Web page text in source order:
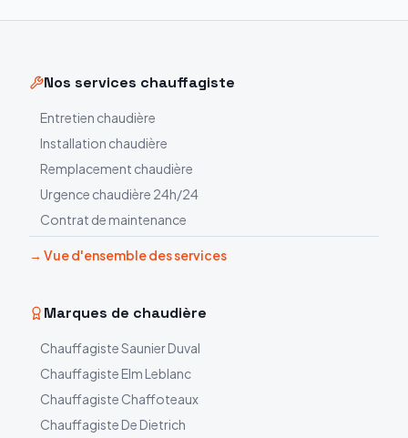
Nos services chauffagiste
Entretien chaudière
Installation chaudière
Remplacement chaudière
Urgence chaudière 24h/24
Contrat de maintenance
→ Vue d'ensemble des services
Marques de chaudière
ChauffagisteSaunier Duval
Chauffagiste Elm Leblanc
Chauffagiste Chaffoteaux
Chauffagiste De Dietrich